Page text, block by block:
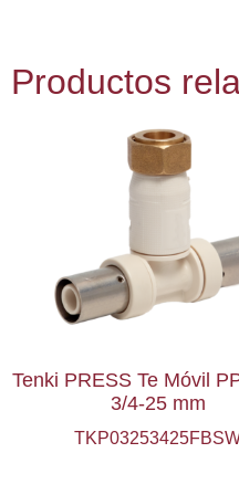
Productos
Tenki PRESS Te Móvil
3/4-25 mm